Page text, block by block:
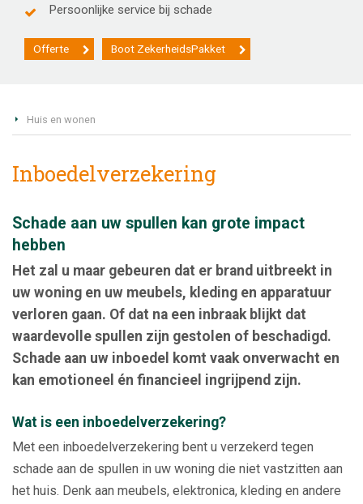
Persoonlijke service bij schade
Offerte Boot ZekerheidsPakket
Huis en wonen
Inboedelverzekering
Schade aan uw spullen kan grote impact
hebben
Het zal u maar gebeuren dat er brand uitbreekt in
uw woning en uw meubels, kleding en apparatuur
verloren gaan. Of dat na een inbraak blijkt dat
waardevolle spullen zijn gestolen of beschadigd.
Schade aan uw inboedel komt vaak onverwacht en
kan emotioneel én financieel ingrijpend zijn.
Wat is een inboedelverzekering?
Met een inboedelverzekering bent u verzekerd tegen
schade aan de spullen in uw woning die niet vastzitten aan
het huis. Denk aan meubels, elektronica, kleding en andere